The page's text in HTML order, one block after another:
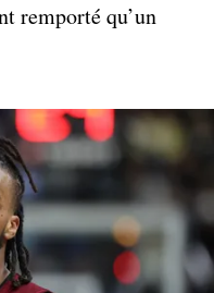
remporté qu’un